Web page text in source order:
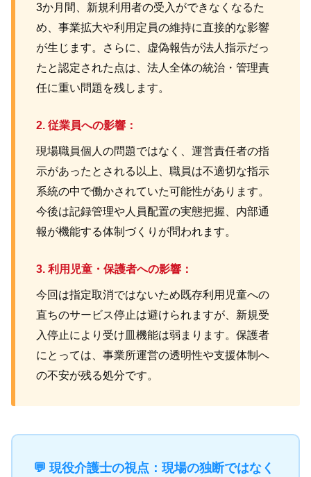
3か月間、新規利用者の受入ができなくなるた
め、事業拡大や利用定員の維持に直接的な影響
が生じます。さらに、虚偽報告が法人指示だっ
たと認定された点は、法人全体の統治・管理責
任に重い問題を残します。
2. 従業員への影響：
現場職員個人の問題ではなく、運営責任者の指
示があったとされる以上、職員は不適切な指示
系統の中で働かされていた可能性があります。
今後は記録管理や人員配置の実態把握、内部通
報が機能する体制づくりが問われます。
3. 利用児童・保護者への影響：
今回は指定取消ではないため既存利用児童への
直ちのサービス停止は避けられますが、新規受
入停止により受け皿機能は弱まります。保護者
にとっては、事業所運営の透明性や支援体制へ
の不安が残る処分です。
💬 現役介護士の視点：現場の独断ではなく